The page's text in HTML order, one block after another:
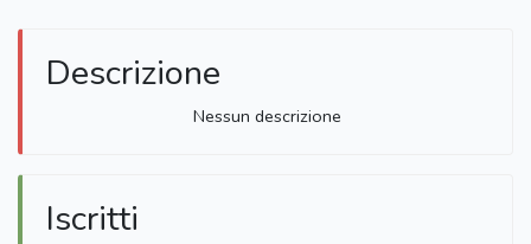
Descrizione
Nessun descrizione
Iscritti